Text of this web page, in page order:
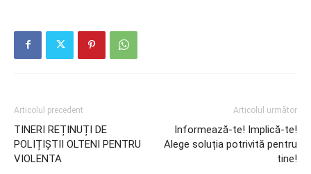
Articolul precedent
TINERI REȚINUȚI DE
POLIȚIȘTII OLTENI PENTRU
VIOLENTA
Articolul următor
Informează-te! Implică-te!
Alege soluția potrivită pentru
tine!